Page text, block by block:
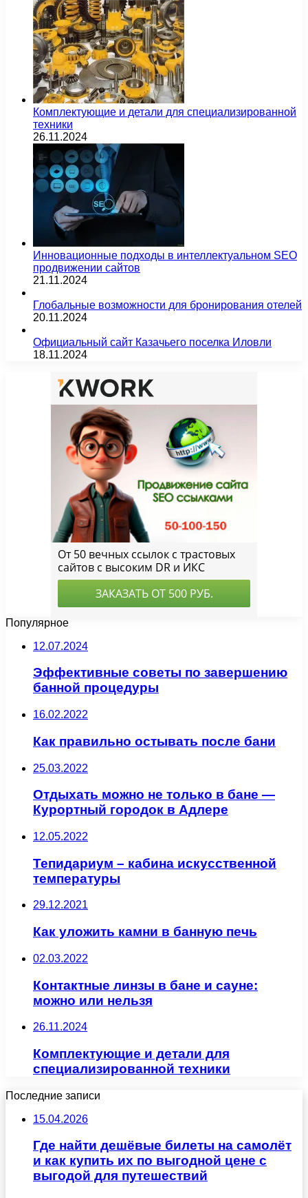
Комплектующие и детали для специализированной
техники
26.11.2024
Инновационные подходы в интеллектуальном SEO
продвижении сайтов
21.11.2024
Глобальные возможности для бронирования отелей
20.11.2024
Официальный сайт Казачьего поселка Иловли
18.11.2024
Популярное
12.07.2024
Эффективные советы по завершению
банной процедуры
16.02.2022
Как правильно остывать после бани
25.03.2022
Отдыхать можно не только в бане —
Курортный городок в Адлере
12.05.2022
Тепидариум – кабина искусственной
температуры
29.12.2021
Как уложить камни в банную печь
02.03.2022
Контактные линзы в бане и сауне:
можно или нельзя
26.11.2024
Комплектующие и детали для
специализированной техники
Последние записи
15.04.2026
Где найти дешёвые билеты на самолёт
и как купить их по выгодной цене с
выгодой для путешествий